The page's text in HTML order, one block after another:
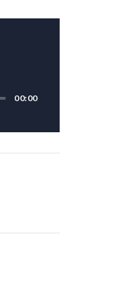
00:00